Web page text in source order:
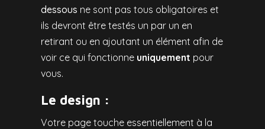
dessous ne sont pas tous obligatoires et
ils devront être testés un par un en
retirant ou en ajoutant un élément afin de
voir ce qui fonctionne uniquement pour
vous.
Le design :
Votre page touche essentiellement à la